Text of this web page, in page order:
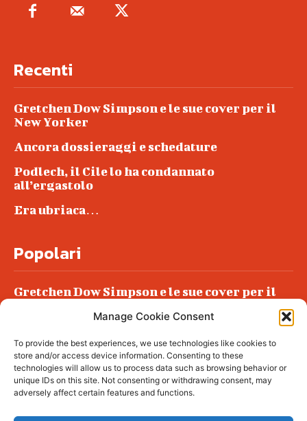
Manage Cookie Consent
To provide the best experiences, we use technologies like cookies to
store and/or access device information. Consenting to these
technologies will allow us to process data such as browsing behavior or
unique IDs on this site. Not consenting or withdrawing consent, may
adversely affect certain features and functions.
Recenti
Gretchen Dow Simpson e le sue cover per il
New Yorker
Ancora dossieraggi e schedature
Podlech, il Cile lo ha condannato
all’ergastolo
Era ubriaca…
Popolari
Gretchen Dow Simpson e le sue cover per il
Podlech, il Cile lo ha condannato
all’ergastolo
Era ubriaca…